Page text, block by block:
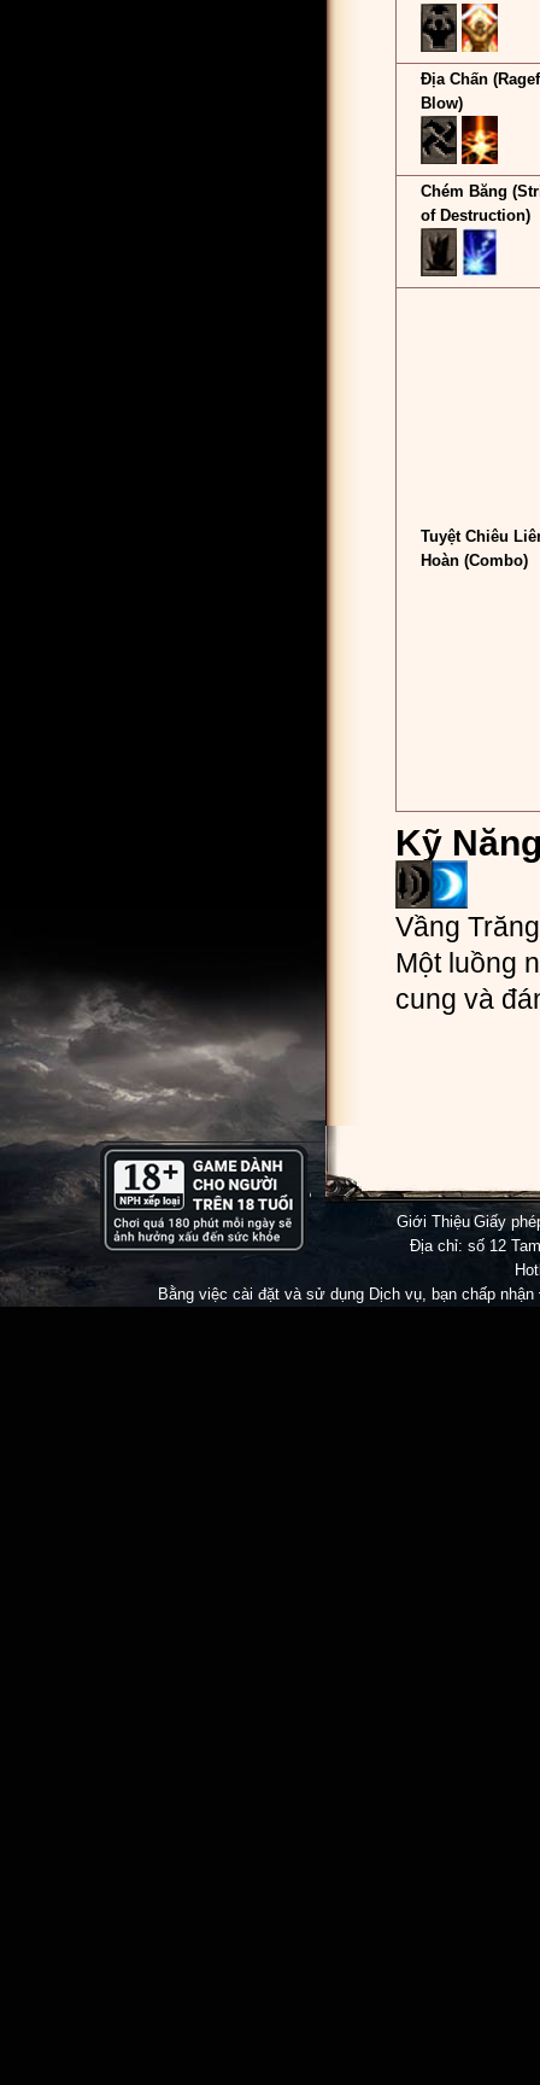
Địa Chấn
Blow)
Chém Băng
of Destruction)
Tuyệt Chiêu
Hoàn (Combo)
Kỹ
Vầng
Một luồng
cung và
Giới Thiệu| Giấy
Địa chỉ: số 12
Bằng việc cài đặt và sử dụng Dịch vụ, bạn chấp nhận